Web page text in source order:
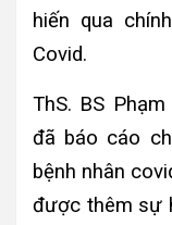
hiến qua
Covid.
ThS. BS
đã báo cáo
bệnh nhân
được thêm sự